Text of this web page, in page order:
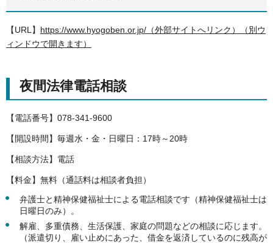
【URL】 https://www.hyogoben.or.jp/（外部サイトへリンク）（別ウ
ィンドウで開きます）
夜間法律電話相談
【電話番号】078-341-9600
【開設時間】毎週水・金・日曜日：17時～20時
【相談方法】電話
【料金】無料（通話料は相談者負担）
弁護士と精神保健福祉士による電話相談です（精神保健福祉士は
日曜日のみ）。
解雇、多重債務、生活保護、家庭の問題などの相談に応じます。
（派遣切り、雇い止めにあった、借金を返済しているのに残高が